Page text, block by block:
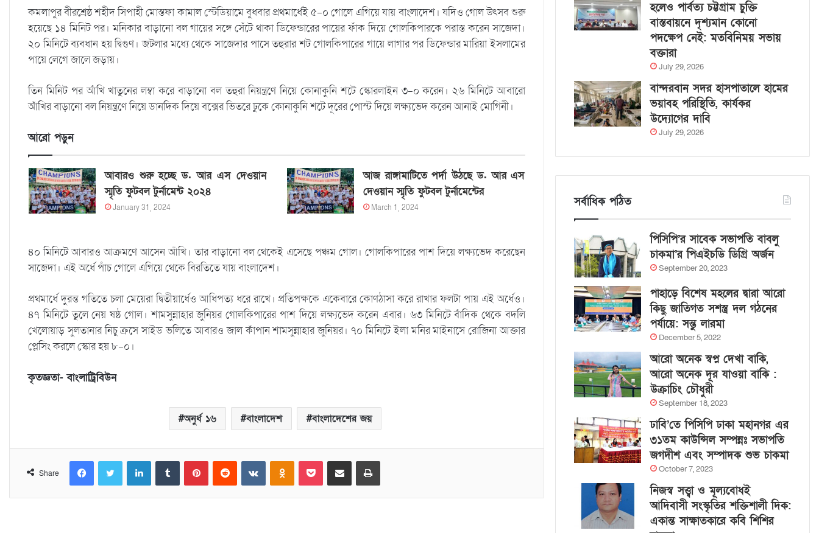
কমলাপুর বীরশ্রেষ্ঠ শহীদ সিপাহী মোস্তফা কামাল স্টেডিয়ামে বুধবার প্রথমার্ধেই ৫-০ গোলে এগিয়ে যায় বাংলাদেশ। যদিও গোল উৎসব শুরু
হয়েছে ১৪ মিনিট পর। মনিকার বাড়ানো বল গায়ের সঙ্গে সেঁটে থাকা ডিফেন্ডারের পায়ের ফাঁক দিয়ে গোলকিপারকে পরাস্ত করেন সাজেদা।
২০ মিনিটে ব্যবধান হয় দ্বিগুণ। জটলার মধ্যে থেকে সাজেদার পাসে তহুরার শট গোলকিপারের গায়ে লাগার পর ডিফেন্ডার মারিয়া ইসলামের
পায়ে লেগে জালে জড়ায়।
তিন মিনিট পর আঁখি খাতুনের লম্বা করে বাড়ানো বল তহুরা নিয়ন্ত্রণে নিয়ে কোনাকুনি শটে স্কোরলাইন ৩-০ করেন। ২৬ মিনিটে আবারো
আঁখির বাড়ানো বল নিয়ন্ত্রণে নিয়ে ডানদিক দিয়ে বক্সের ভিতরে ঢুকে কোনাকুনি শটে দূরের পোস্ট দিয়ে লক্ষ্যভেদ করেন আনাই মোগিনী।
আরো পড়ুন
আবারও শুরু হচ্ছে ড. আর এস দেওয়ান
স্মৃতি ফুটবল টুর্নামেন্ট ২০২৪
January 31, 2024
আজ রাঙ্গামাটিতে পর্দা উঠছে ড. আর এস
দেওয়ান স্মৃতি ফুটবল টুর্নামেন্টের
March 1, 2024
৪০ মিনিটে আবারও আক্রমণে আসেন আঁখি। তার বাড়ানো বল থেকেই এসেছে পঞ্চম গোল। গোলকিপারের পাশ দিয়ে লক্ষ্যভেদ করেছেন
সাজেদা। এই অর্ধে পাঁচ গোলে এগিয়ে থেকে বিরতিতে যায় বাংলাদেশ।
প্রথমার্ধে দুরন্ত গতিতে চলা মেয়েরা দ্বিতীয়ার্ধেও আধিপত্য ধরে রাখে। প্রতিপক্ষকে একেবারে কোণঠাসা করে রাখার ফলটা পায় এই অর্ধেও।
৪৭ মিনিটে তুলে নেয় ষষ্ঠ গোল। শামসুন্নাহার জুনিয়র গোলকিপারের পাশ দিয়ে লক্ষ্যভেদ করেন এবার। ৬৩ মিনিটে বাঁদিক থেকে বদলি
খেলোয়াড় সুলতানার নিচু ক্রসে সাইড ভলিতে আবারও জাল কাঁপান শামসুন্নাহার জুনিয়র। ৭০ মিনিটে ইলা মনির মাইনাসে রোজিনা আক্তার
প্লেসিং করলে স্কোর হয় ৮-০।
কৃতজ্ঞতা- বাংলাট্রিবিউন
অনুর্ধ ১৬ বাংলাদেশ বাংলাদেশের জয়
Share
হলেও পার্বত্য চট্টগ্রাম চুক্তি
বাস্তবায়নে দৃশ্যমান কোনো
পদক্ষেপ নেই: মতবিনিময় সভায়
বক্তারা
July 29, 2026
বান্দরবান সদর হাসপাতালে হামের
ভয়াবহ পরিস্থিতি, কার্যকর
উদ্যোগের দাবি
July 29, 2026
সর্বাধিক পঠিত
পিসিপি’র সাবেক সভাপতি বাবলু
চাকমা’র পিএইচডি ডিগ্রি অর্জন
September 20, 2023
পাহাড়ে বিশেষ মহলের দ্বারা আরো
কিছু জাতিগত সশস্ত্র দল গঠনের
পর্যায়ে: সন্তু লারমা
December 5, 2022
আরো অনেক স্বপ্ন দেখা বাকি,
আরো অনেক দূর যাওয়া বাকি :
উক্রাচিং চৌধুরী
September 18, 2023
ঢাবি’তে পিসিপি ঢাকা মহানগর এর
৩১তম কাউন্সিল সম্পন্নঃ সভাপতি
জগদীশ এবং সম্পাদক শুভ চাকমা
October 7, 2023
নিজস্ব সত্ত্বা ও মূল্যবোধই
আদিবাসী সংস্কৃতির শক্তিশালী দিক:
একান্ত সাক্ষাতকারে কবি শিশির